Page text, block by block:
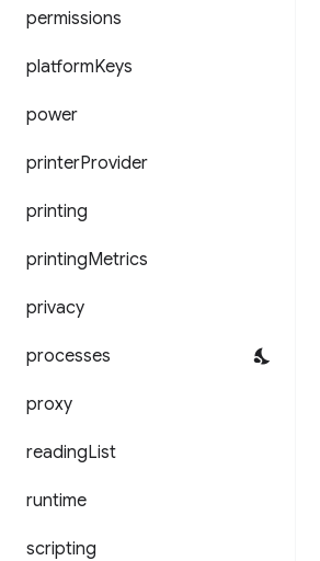
permissions
platformKeys
power
printerProvider
printing
printingMetrics
privacy
processes
proxy
readingList
runtime
scripting